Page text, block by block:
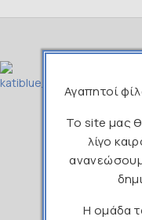
Αγαπητοί
Το site μας
λίγο
Η ομάδα